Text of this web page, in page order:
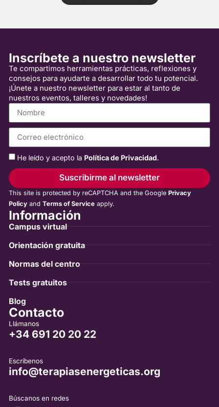
Inscríbete a nuestro newsletter
Te compartimos herramientas prácticas, reflexiones y
consejos para ayudarte a desarrollar todo tu potencial.
¡Únete a nuestro newsletter para estar al tanto de
nuestros eventos, talleres y novedades!
He leído y acepto la Política de Privacidad.
Suscribirme al newsletter
This site is protected by reCAPTCHA and the Google Privacy
Policyand Terms of Serviceapply.
Información
Campus virtual
Orientación gratuita
Normas del centro
Tests gratuitos
Blog
Contacto
Llámanos
+34 691 20 20 22
Escríbenos
info@terapiasenergeticas.org
Búscanos en redes